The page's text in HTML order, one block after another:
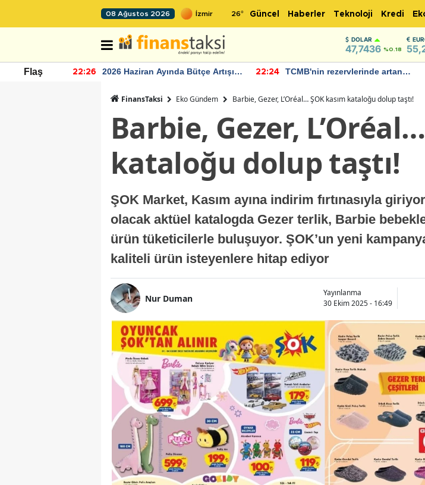
08 Ağustos 2026 26° Güncel Haberler Teknoloji Kredi
DOLAR
47,7436 %0.18
Flaş 22:26
2026 Haziran Ayında Bütçe Artışı
22:24
TCMB'nin rezervlerinde artan
FinansTaksi Eko Gündem Barbie, Gezer, L’Oréal… ŞOK kasım kataloğu dolup taştı!
Barbie, Gezer,
kataloğu dolup taştı!
ŞOK Market, Kasım ayına indirim fırtınasıyla
olacak aktüel katalogda Gezer terlik, Barbie
ürün tüketicilerle buluşuyor. ŞOK’un yeni
kaliteli ürün isteyenlere hitap ediyor
Nur Duman
Yayınlanma
30 Ekim 2025 - 16:49